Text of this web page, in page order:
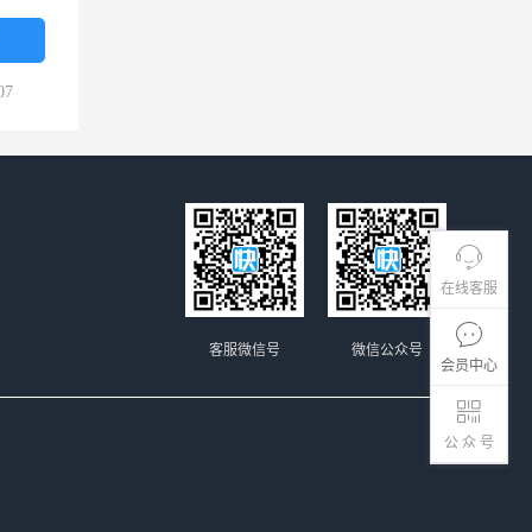
在线客服
会员中心
公 众 号
微信公众号
客服微信号